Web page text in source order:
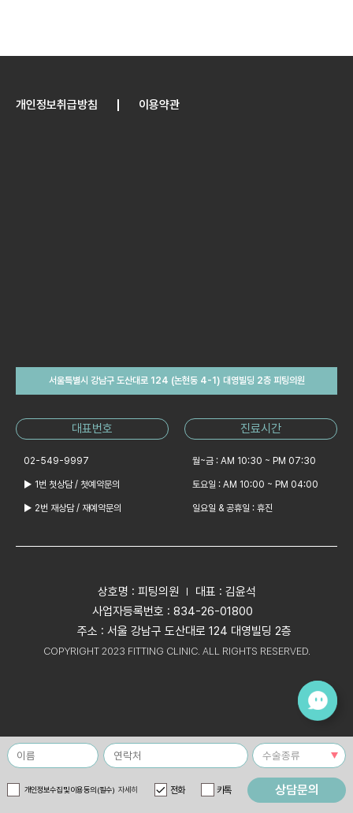
개인정보수집 및 이용 동의 (필수) 자세히 전화 카톡 상담문의
개인정보취급방침 이용약관
서울특별시 강남구 도산대로 124 (논현동 4-1) 대영빌딩 2층 피팅의원
대표번호
02-549-9997
▶ 1번 첫상담 / 첫예약문의
▶ 2번 재상담 / 재예약문의
진료시간
월~금 : AM 10:30 ~ PM 07:30
토요일 : AM 10:00 ~ PM 04:00
일요일 & 공휴일 : 휴진
상호명 : 피팅의원
대표 : 김윤석
사업자등록번호 : 834-26-01800
주소 : 서울 강남구 도산대로 124 대영빌딩 2층
COPYRIGHT 2023 FITTING CLINIC. ALL RIGHTS RESERVED.